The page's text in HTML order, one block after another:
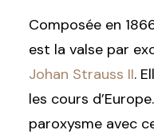
Composée en
est la valse par
Johan Strauss II.
les cours
paroxysme avec